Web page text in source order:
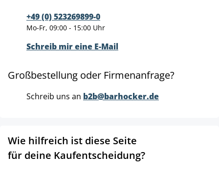
+49 (0) 523269899-0
Mo-Fr, 09:00 - 15:00 Uhr
Schreib mir eine E-Mail
Großbestellung oder Firmenanfrage?
Schreib uns an b2b@barhocker.de
Wie hilfreich ist diese Seite
für deine Kaufentscheidung?